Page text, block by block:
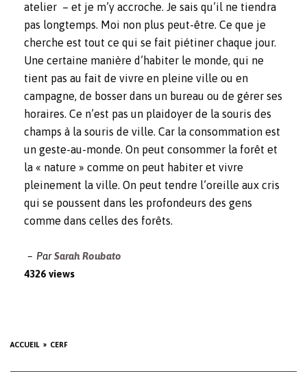
ACCUEIL CERF
atelier – et je m’y accroche. Je sais qu’il ne tiendra
pas longtemps. Moi non plus peut-être. Ce que je
cherche est tout ce qui se fait piétiner chaque jour.
Une certaine manière d’habiter le monde, qui ne
tient pas au fait de vivre en pleine ville ou en
campagne, de bosser dans un bureau ou de gérer ses
horaires. Ce n’est pas un plaidoyer de la souris des
champs à la souris de ville. Car la consommation est
un geste-au-monde. On peut consommer la forêt et
la « nature » comme on peut habiter et vivre
pleinement la ville. On peut tendre l’oreille aux cris
qui se poussent dans les profondeurs des gens
comme dans celles des forêts.
ParSarah Roubato
4326 views